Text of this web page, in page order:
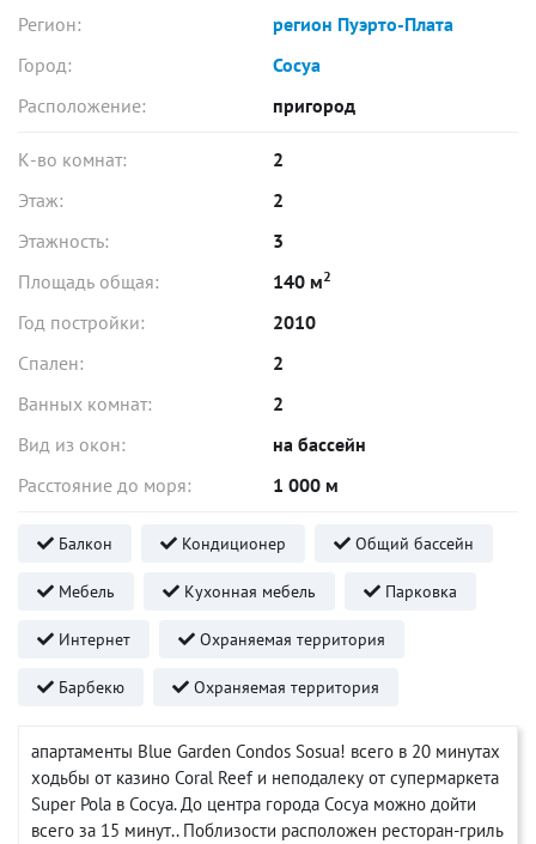
Регион:
регион Пуэрто-Плата
Город:
Сосуа
Расположение:
пригород
К-во комнат:
2
Этаж:
2
Этажность:
3
Площадь общая:
140 м2
Год постройки:
2010
Спален:
2
Ванных комнат:
2
Вид из окон:
на бассейн
Расстояние до моря:
1 000 м
Балкон Кондиционер Общий бассейн
Мебель Кухонная мебель Парковка
Интернет Охраняемая территория
Барбекю Охраняемая территория
апартаменты Blue Garden Condos Sosua! всего в 20 минутах
ходьбы от казино Coral Reef и неподалеку от супермаркета
Super Pola в Сосуа. До центра города Сосуа можно дойти
всего за 15 минут.. Поблизости расположен ресторан-гриль